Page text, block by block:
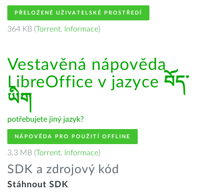
PŘELOŽENÉ UŽIVATELSKÉ PROSTŘEDÍ
364 KB (Torrent, Informace)
Vestavěná nápověda
LibreOffice v jazyce བོད་
ཡིག
potřebujete jiný jazyk?
NÁPOVĚDA PRO POUŽITÍ OFFLINE
3.3 MB (Torrent, Informace)
SDK a zdrojový kód
Stáhnout SDK